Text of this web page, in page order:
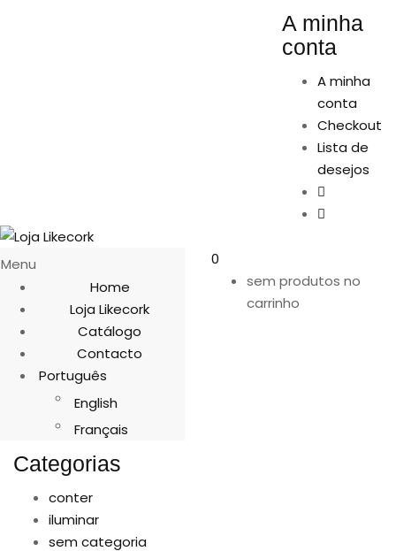
A minha
conta
A minha
conta
Checkout
Lista de
desejos
Menu
Home
Loja Likecork
Catálogo
Contacto
Português
English
Français
0
sem produtos no
carrinho
Categorias
conter
iluminar
sem categoria